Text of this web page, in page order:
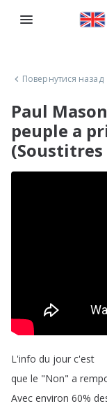
Повернутися назад
Paul
peuple a
(Soustitres
L'info du jour c'est
que le "Non" a
Avec environ 60%